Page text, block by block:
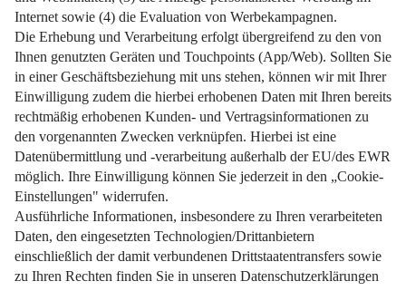
Impressum Datenschutz Nutzungsbedingungen
Pflichtinformationen AGB Über uns Bildquellen
Barrierefreiheit Widerrufsformular
Cookie-Einstellungen